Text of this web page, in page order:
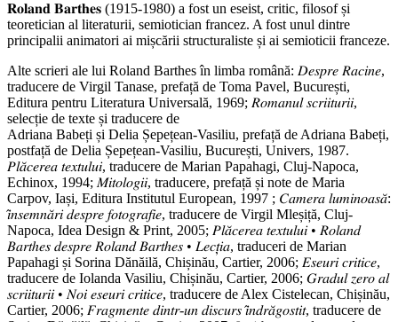
𝐑𝐨𝐥𝐚𝐧𝐝 𝐁𝐚𝐫𝐭𝐡𝐞𝐬 (1915-1980) a fost un eseist, critic, filosof și
teoretician al literaturii, semiotician francez. A fost unul dintre
principalii animatori ai mișcării structuraliste și ai semioticii franceze.
Alte scrieri ale lui Roland Barthes în limba română: 𝐷𝑒𝑠𝑝𝑟𝑒 𝑅𝑎𝑐𝑖𝑛𝑒,
traducere de Virgil Tanase, prefață de Toma Pavel, București,
Editura pentru Literatura Universală, 1969; 𝑅𝑜𝑚𝑎𝑛𝑢𝑙 𝑠𝑐𝑟𝑖𝑖𝑡𝑢𝑟𝑖𝑖,
selecție de texte și traducere de
Adriana Babeți și Delia Șepețean-Vasiliu, prefață de Adriana Babeți,
postfață de Delia Șepețean-Vasiliu, București, Univers, 1987.
𝑃𝑙𝑎̆𝑐𝑒𝑟𝑒𝑎 𝑡𝑒𝑥𝑡𝑢𝑙𝑢𝑖, traducere de Marian Papahagi, Cluj-Napoca,
Echinox, 1994; 𝑀𝑖𝑡𝑜𝑙𝑜𝑔𝑖𝑖, traducere, prefață și note de Maria
Carpov, Iași, Editura Institutul European, 1997 ; 𝐶𝑎𝑚𝑒𝑟𝑎 𝑙𝑢𝑚𝑖𝑛𝑜𝑎𝑠𝑎̆:
𝑖̂𝑛𝑠𝑒𝑚𝑛𝑎̆𝑟𝑖 𝑑𝑒𝑠𝑝𝑟𝑒 𝑓𝑜𝑡𝑜𝑔𝑟𝑎𝑓𝑖𝑒, traducere de Virgil Mleșiță, Cluj-
Napoca, Idea Design & Print, 2005; 𝑃𝑙𝑎̆𝑐𝑒𝑟𝑒𝑎 𝑡𝑒𝑥𝑡𝑢𝑙𝑢𝑖 • 𝑅𝑜𝑙𝑎𝑛𝑑
𝐵𝑎𝑟𝑡ℎ𝑒𝑠 𝑑𝑒𝑠𝑝𝑟𝑒 𝑅𝑜𝑙𝑎𝑛𝑑 𝐵𝑎𝑟𝑡ℎ𝑒𝑠 • 𝐿𝑒𝑐𝑡̦𝑖𝑎, traduceri de Marian
Papahagi și Sorina Dănăilă, Chișinău, Cartier, 2006; 𝐸𝑠𝑒𝑢𝑟𝑖 𝑐𝑟𝑖𝑡𝑖𝑐𝑒,
traducere de Iolanda Vasiliu, Chișinău, Cartier, 2006; 𝐺𝑟𝑎𝑑𝑢𝑙 𝑧𝑒𝑟𝑜 𝑎𝑙
𝑠𝑐𝑟𝑖𝑖𝑡𝑢𝑟𝑖𝑖 • 𝑁𝑜𝑖 𝑒𝑠𝑒𝑢𝑟𝑖 𝑐𝑟𝑖𝑡𝑖𝑐𝑒, traducere de Alex Cistelecan, Chișinău,
Cartier, 2006; 𝐹𝑟𝑎𝑔𝑚𝑒𝑛𝑡𝑒 𝑑𝑖𝑛𝑡𝑟-𝑢𝑛 𝑑𝑖𝑠𝑐𝑢𝑟𝑠 𝑖̂𝑛𝑑𝑟𝑎̆𝑔𝑜𝑠𝑡𝑖𝑡, traducere de